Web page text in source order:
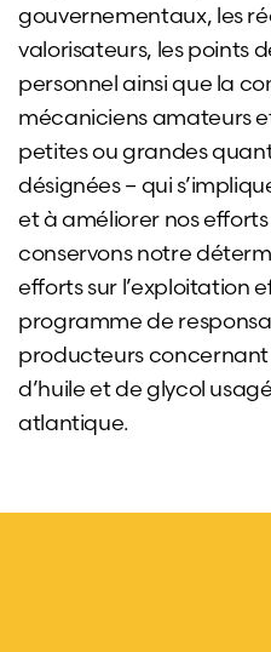
gouvernementaux, les
valorisateurs, les points
personnel ainsi que la
mécaniciens amateurs
petites ou grandes
désignées – qui
et à améliorer nos
conservons notre
efforts sur l’exploitation
programme de
producteurs concernant
d’huile et de glycol
atlantique.